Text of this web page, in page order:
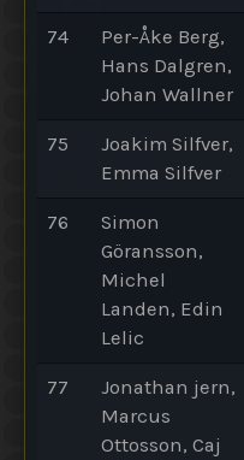
74
Per-Åke Berg,
Hans Dalgren,
Johan Wallner
75
Joakim Silfver,
Emma Silfver
76
Simon
Göransson,
Michel
Landen, Edin
Lelic
77
Jonathan jern,
Marcus
Ottosson, Caj